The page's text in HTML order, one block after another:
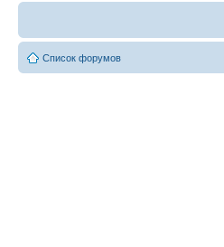
Список форумов